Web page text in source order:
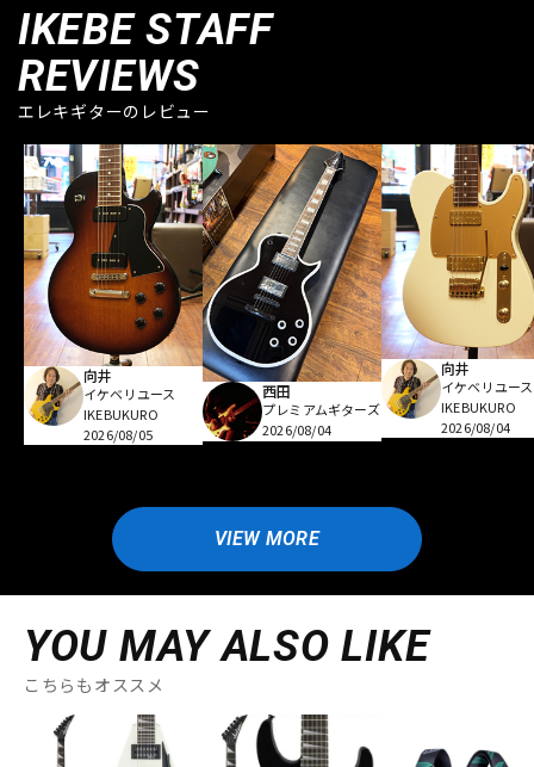
IKEBE STAFF
REVIEWS
エレキギターのレビュー
向井
イケベリユース
IKEBUKURO
2026/08/05
西田
プレミアムギターズ
2026/08/04
向井
イケベリユース
IKEBUKURO
2026/08/04
VIEW MORE
YOU MAY ALSO LIKE
こちらもオススメ